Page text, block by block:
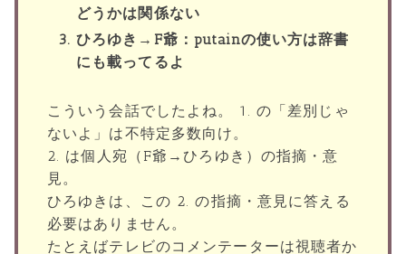
どうかは関係ない
ひろゆき→F爺：putainの使い方は辞書
にも載ってるよ
こういう会話でしたよね。 1. の「差別じゃ
ないよ」は不特定多数向け。
2. は個人宛（F爺→ひろゆき）の指摘・意
見。
ひろゆきは、この 2. の指摘・意見に答える
必要はありません。
たとえばテレビのコメンテーターは視聴者か